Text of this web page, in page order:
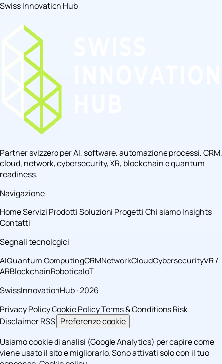
Swiss Innovation Hub
Partner svizzero per AI, software, automazione processi, CRM,
cloud, network, cybersecurity, XR, blockchain e quantum
readiness.
Navigazione
HomeServizi ProdottiSoluzioni ProgettiChi siamoInsights
Contatti
Segnali tecnologici
AIQuantum ComputingCRMNetworkCloudCybersecurityVR /
ARBlockchainRoboticaIoT
SwissInnovationHub · 2026
Privacy PolicyCookie PolicyTerms & ConditionsRisk
DisclaimerRSS Preferenze cookie
Usiamo cookie di analisi (Google Analytics) per capire come
viene usato il sito e migliorarlo. Sono attivati solo con il tuo